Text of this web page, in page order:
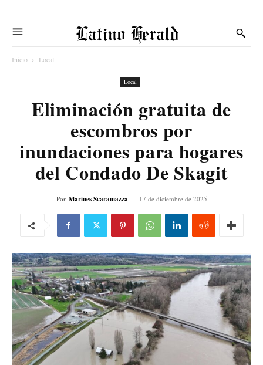
Latino Herald
Inicio Local
Local
Eliminación gratuita de
escombros por
inundaciones para hogares
del Condado De Skagit
Por Marines Scaramazza - 17 de diciembre de 2025